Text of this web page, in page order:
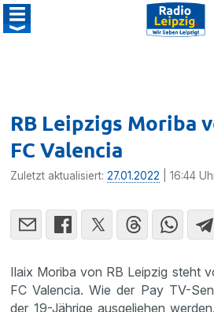
RB Leipzigs Moriba
FC Valencia
Zuletzt aktualisiert:27.01.2022 | 16:44
Ilaix Moriba von RB Leipzig steht
FC Valencia. Wie der Pay TV-
der 19-Jährige ausgeliehen